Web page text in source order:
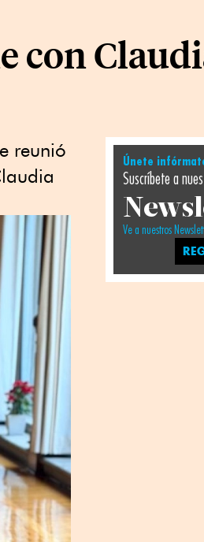
con
reunió
Únete
Suscríbete a
Ve a nuestros